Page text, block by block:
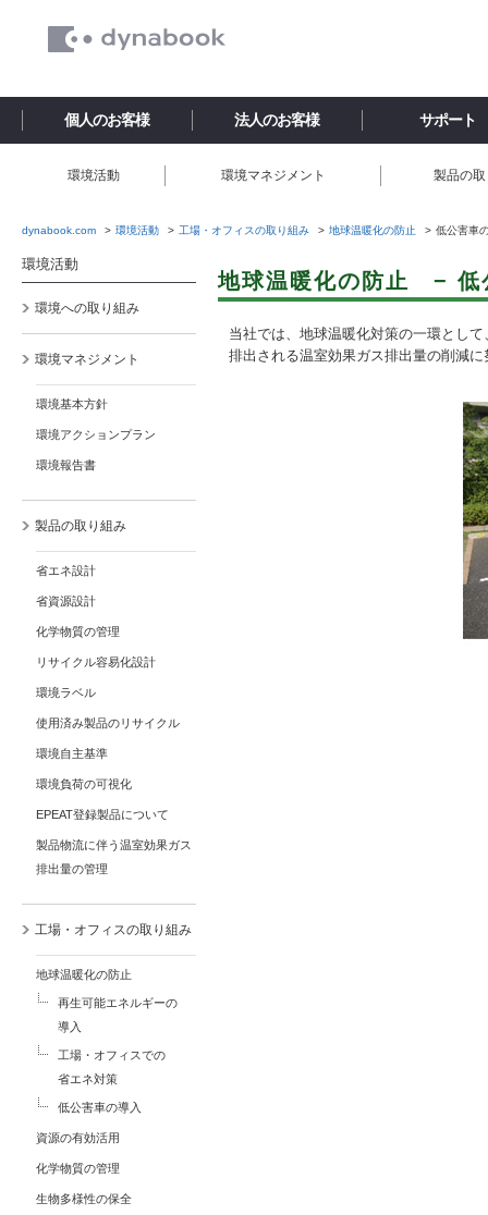
個人のお客様 法人のお客様 サポート
環境活動 環境マネジメント 製品の
dynabook.com 環境活動 工場・オフィスの取り組み 地球温暖化の防止 低公害車
地球温暖化の防止 − 低
当社では、地球温暖化対策の一環とし
排出される温室効果ガス排出量の削減
環境活動
環境への取り組み
環境マネジメント
環境基本方針
環境アクションプラン
環境報告書
製品の取り組み
省エネ設計
省資源設計
化学物質の管理
リサイクル容易化設計
環境ラベル
使用済み製品のリサイクル
環境自主基準
環境負荷の可視化
EPEAT登録製品について
製品物流に伴う温室効果ガス
排出量の管理
工場・オフィスの取り組み
地球温暖化の防止
再生可能エネルギーの
導入
工場・オフィスでの
省エネ対策
低公害車の導入
資源の有効活用
化学物質の管理
生物多様性の保全